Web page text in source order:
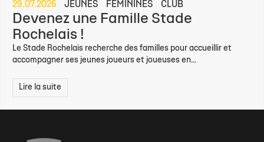
29.07.2026 JEUNES FÉMININES CLUB
Devenez une Famille Stade
Rochelais !
Le Stade Rochelais recherche des familles pour accueillir et
accompagner ses jeunes joueurs et joueuses en...
Lire la suite